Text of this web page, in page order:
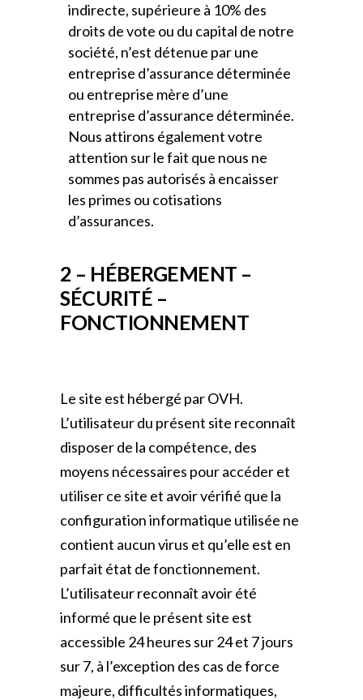
indirecte, supérieure à 10% des
droits de vote ou du capital de notre
société, n’est détenue par une
entreprise d’assurance déterminée
ou entreprise mère d’une
entreprise d’assurance déterminée.
Nous attirons également votre
attention sur le fait que nous ne
sommes pas autorisés à encaisser
les primes ou cotisations
d’assurances.
2 – HÉBERGEMENT –
SÉCURITÉ –
FONCTIONNEMENT
Le site est hébergé par OVH.
L’utilisateur du présent site reconnaît
disposer de la compétence, des
moyens nécessaires pour accéder et
utiliser ce site et avoir vérifié que la
configuration informatique utilisée ne
contient aucun virus et qu’elle est en
parfait état de fonctionnement.
L’utilisateur reconnaît avoir été
informé que le présent site est
accessible 24 heures sur 24 et 7 jours
sur 7, à l’exception des cas de force
majeure, difficultés informatiques,